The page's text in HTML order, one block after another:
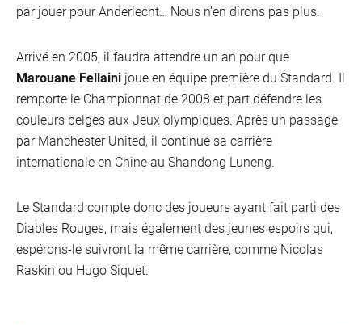
par jouer pour Anderlecht… Nous n’en dirons pas plus.
Arrivé en 2005, il faudra attendre un an pour que
Marouane Fellaini joue en équipe première du Standard. Il
remporte le Championnat de 2008 et part défendre les
couleurs belges aux Jeux olympiques. Après un passage
par Manchester United, il continue sa carrière
internationale en Chine au Shandong Luneng.
Le Standard compte donc des joueurs ayant fait parti des
Diables Rouges, mais également des jeunes espoirs qui,
espérons-le suivront la même carrière, comme Nicolas
Raskin ou Hugo Siquet.